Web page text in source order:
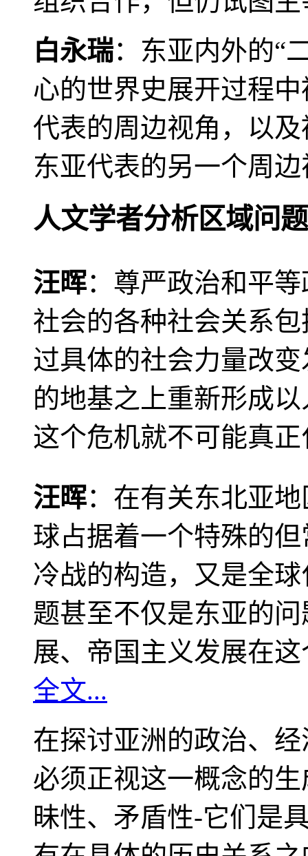
白永瑞：东亚内外的“
心的世界史展开过程
代表的周边视角，以
东亚代表的另一个周
人文学者分析区域问题
汪晖：尊严政治和平
社会的各种社会关系
过具体的社会力量改
的地基之上重新形成
这个危机就不可能真
汪晖：在有关东北亚
球占据着一个特殊的
冷战的构造，又是全
题甚至不仅是东亚的
展、帝国主义发展在
全文...
在探讨亚洲的政治、
必须正视这一概念的
昧性、矛盾性-它们是